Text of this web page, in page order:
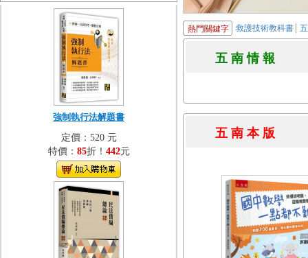
強制執行法解題書
定價：520 元
特價： 85折！ 442元
熱門關鍵字 救護技術教科書
五 南 情
五 南 本